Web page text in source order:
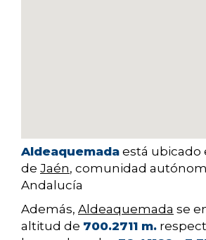
Aldeaquemada está ubicado
de Jaén, comunidad
Andalucía
Además, Aldeaquemada se
altitud de 700.2711 m.